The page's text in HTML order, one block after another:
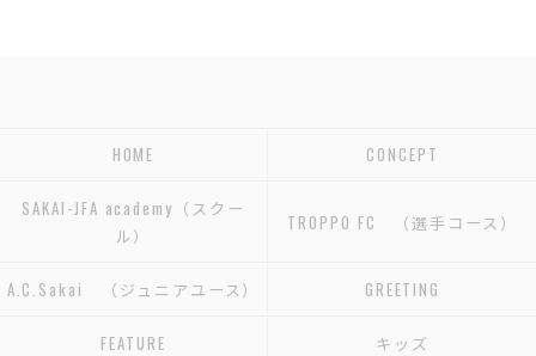
HOME CONCEPT
SAKAI-JFA academy（スクー
ル）
TROPPO FC （選手コース）
A.C.Sakai （ジュニアユース） GREETING
FEATURE キッズ